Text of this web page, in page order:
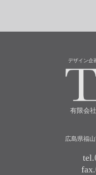
デザイン企
有限会
広島県福